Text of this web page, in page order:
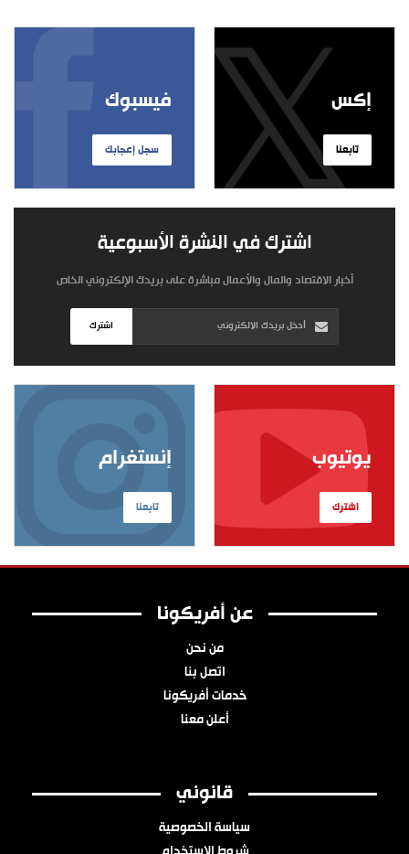
فيسبوك
سجل إعجابك
إكس
تابعنا
اشترك في النشرة الأسبوعية
أخبار الاقتصاد والمال والأعمال مباشرة على بريدك الإلكتروني الخاص
اشترك
إنستغرام
تابعنا
يوتيوب
اشترك
عن أفريكونا
من نحن
اتصل بنا
خدمات أفريكونا
أعلن معنا
قانوني
سياسة الخصوصية